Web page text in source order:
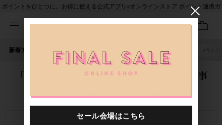
ポイントをひとつに。お得に使える公式アプリ×オンラインストア ポイント連携ガ
新着アイテム 人気ワード セール 40th限定 バッグ
「5056202.2510013.0999」に関する記事
関連キーワード